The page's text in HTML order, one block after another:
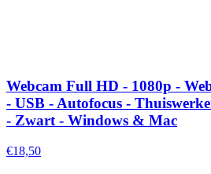
Webcam Full HD - 1080p -
- USB - Autofocus -
- Zwart - Windows & Mac
€18,50